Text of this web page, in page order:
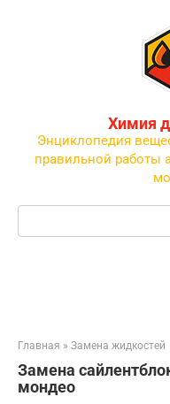
Химия
Энциклопедия
правильной работы
Поиск:
Главная » Замена жидкостей
Замена
мондео